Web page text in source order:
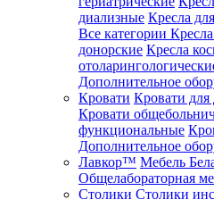
диализные Кресла
Все категории
донорские Кресла
Дополнительное
Кровати Кровати
Кровати
функциональные
Дополнительное
Лавкор™ Мебель
Общелабораторная
Столики Столики